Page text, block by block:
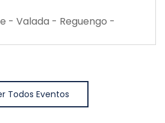
- Valada - Reguengo -
Todos Eventos